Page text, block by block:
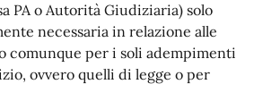
PA o Autorità Giudiziaria) solo
necessaria in relazione alle
comunque per i soli adempimenti
ovvero quelli di legge o per